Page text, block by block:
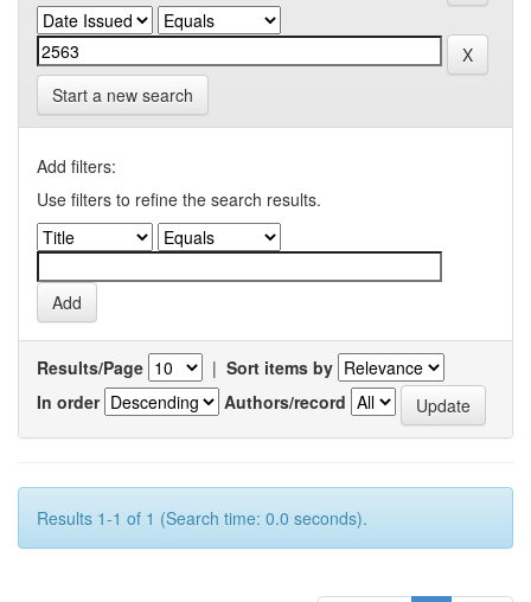
Start a new search
Add filters:
Use filters to refine the search results.
Results/Page | Sort items by
In order
Authors/record
Results 1-1 of 1 (Search time: 0.0 seconds).